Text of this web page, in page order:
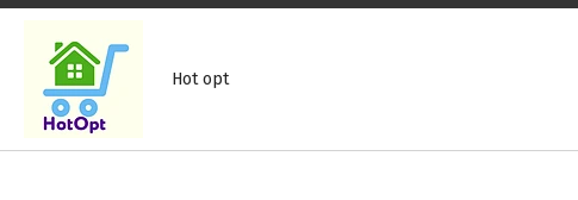
Hot opt